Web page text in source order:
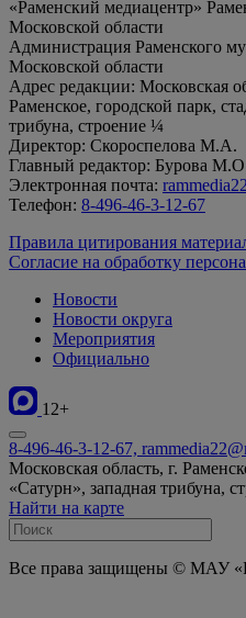
«Раменский медиацентр»
Московской области
Администрация Раменского
Московской области
Адрес редакции: Московская
Раменское, городской парк,
трибуна, строение ¼
Директор: Скороспелова М.А.
Главный редактор: Бурова
Электронная почта:
Телефон: 8-496-46-3-12-67
Правила цитирования
Согласие на обработку
Новости
Новости округа
Мероприятия
Официально
12+
8-496-46-3-12-67,
Московская область, г.
«Сатурн», западная трибуна,
Найти на карте
Все права защищены © МАУ